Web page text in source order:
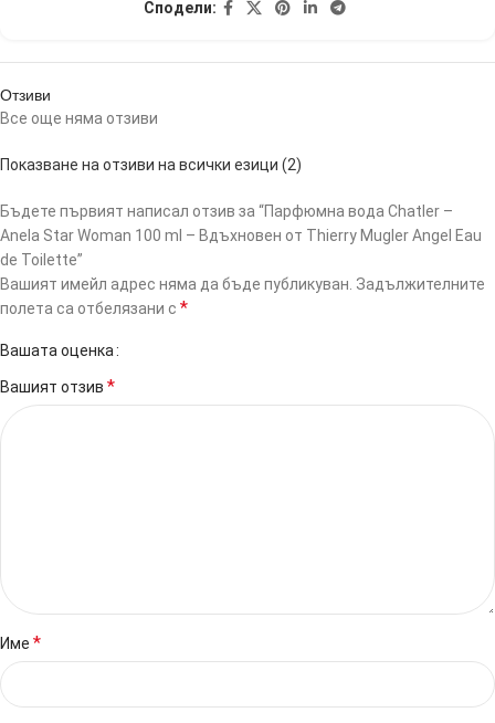
Сподели:
Отзиви
Все още няма отзиви
Показване на отзиви на всички езици (2)
Бъдете първият написал отзив за “Парфюмна вода Chatler –
Anela Star Woman 100 ml – Вдъхновен от Thierry Mugler Angel Eau
de Toilette”
Вашият имейл адрес няма да бъде публикуван. Задължителните
полета са отбелязани с *
Вашата оценка
Вашият отзив *
Име *